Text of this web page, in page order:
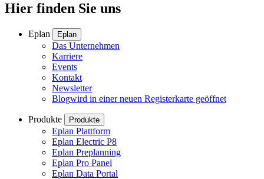
Hier finden Sie uns
Eplan Eplan
Das Unternehmen
Karriere
Events
Kontakt
Newsletter
Blogwird in einer neuen Registerkarte geöffnet
Produkte Produkte
Eplan Plattform
Eplan Electric P8
Eplan Preplanning
Eplan Pro Panel
Eplan Data Portal